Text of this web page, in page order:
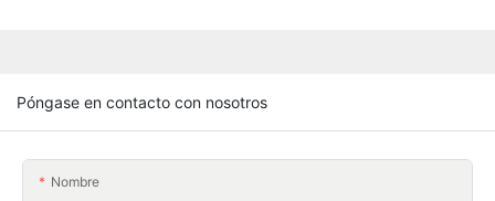
Póngase en contacto con nosotros
Nombre